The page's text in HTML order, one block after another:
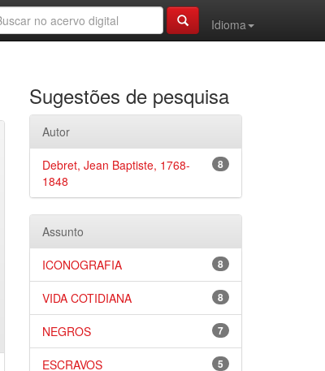
Idioma
Sugestões de pesquisa
Autor
8
Debret, Jean Baptiste, 1768-
1848
Assunto
8
ICONOGRAFIA
8
VIDA COTIDIANA
7
NEGROS
5
ESCRAVOS